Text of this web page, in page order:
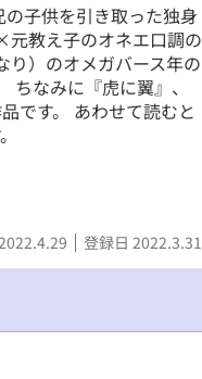
子供を引き取った独身
教え子のオネエ口調の
り）のオメガバース年の
なみに『虎に翼』、
です。 あわせて読むと
登録日 2022.3.31